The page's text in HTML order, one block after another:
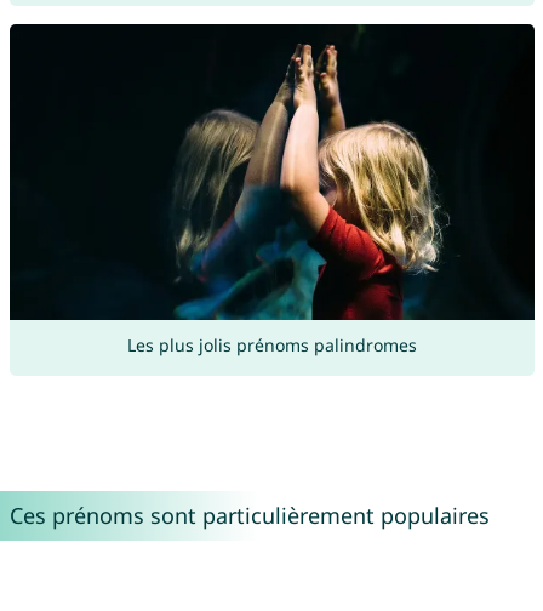
Les plus jolis prénoms palindromes
Ces prénoms sont particulièrement populaires